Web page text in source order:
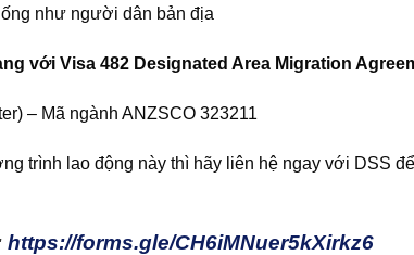
như người dân bản địa
với Visa 482 Designated Area Migration
– Mã ngành ANZSCO 323211
trình lao động này thì hãy liên hệ ngay với DSS
https://forms.gle/CH6iMNuer5kXirkz6